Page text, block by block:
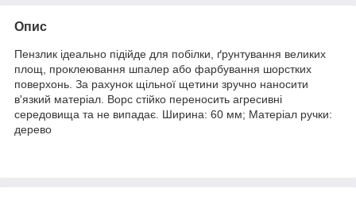
Опис
Пензлик ідеально підійде для побілки, ґрунтування великих
площ, проклеювання шпалер або фарбування шорстких
поверхонь. За рахунок щільної щетини зручно наносити
в'язкий матеріал. Ворс стійко переносить агресивні
середовища та не випадає. Ширина: 60 ​​мм; Матеріал ручки:
дерево